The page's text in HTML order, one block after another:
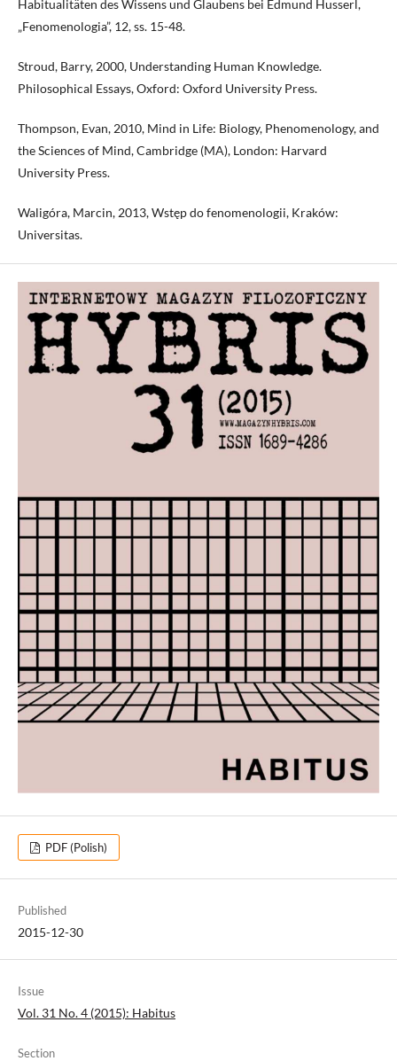
Habitualitäten des Wissens und Glaubens bei Edmund Husserl,
„Fenomenologia”, 12, ss. 15-48.
Stroud, Barry, 2000, Understanding Human Knowledge.
Philosophical Essays, Oxford: Oxford University Press.
Thompson, Evan, 2010, Mind in Life: Biology, Phenomenology, and
the Sciences of Mind, Cambridge (MA), London: Harvard
University Press.
Waligóra, Marcin, 2013, Wstęp do fenomenologii, Kraków:
Universitas.
PDF (Polish)
Published
2015-12-30
Issue
Vol. 31 No. 4 (2015): Habitus
Section